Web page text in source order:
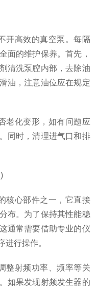
高效的真空泵。每隔
面的维护保养。首先，
清洗泵腔内部，去除油
油，注意油位应在规定
化变形，如有问题应
同时，清理进气口和排
心部件之一，它直接
布。为了保持其性能稳
通常需要借助专业的仪
进行操作。
射频功率、频率等关
如果发现射频发生器的